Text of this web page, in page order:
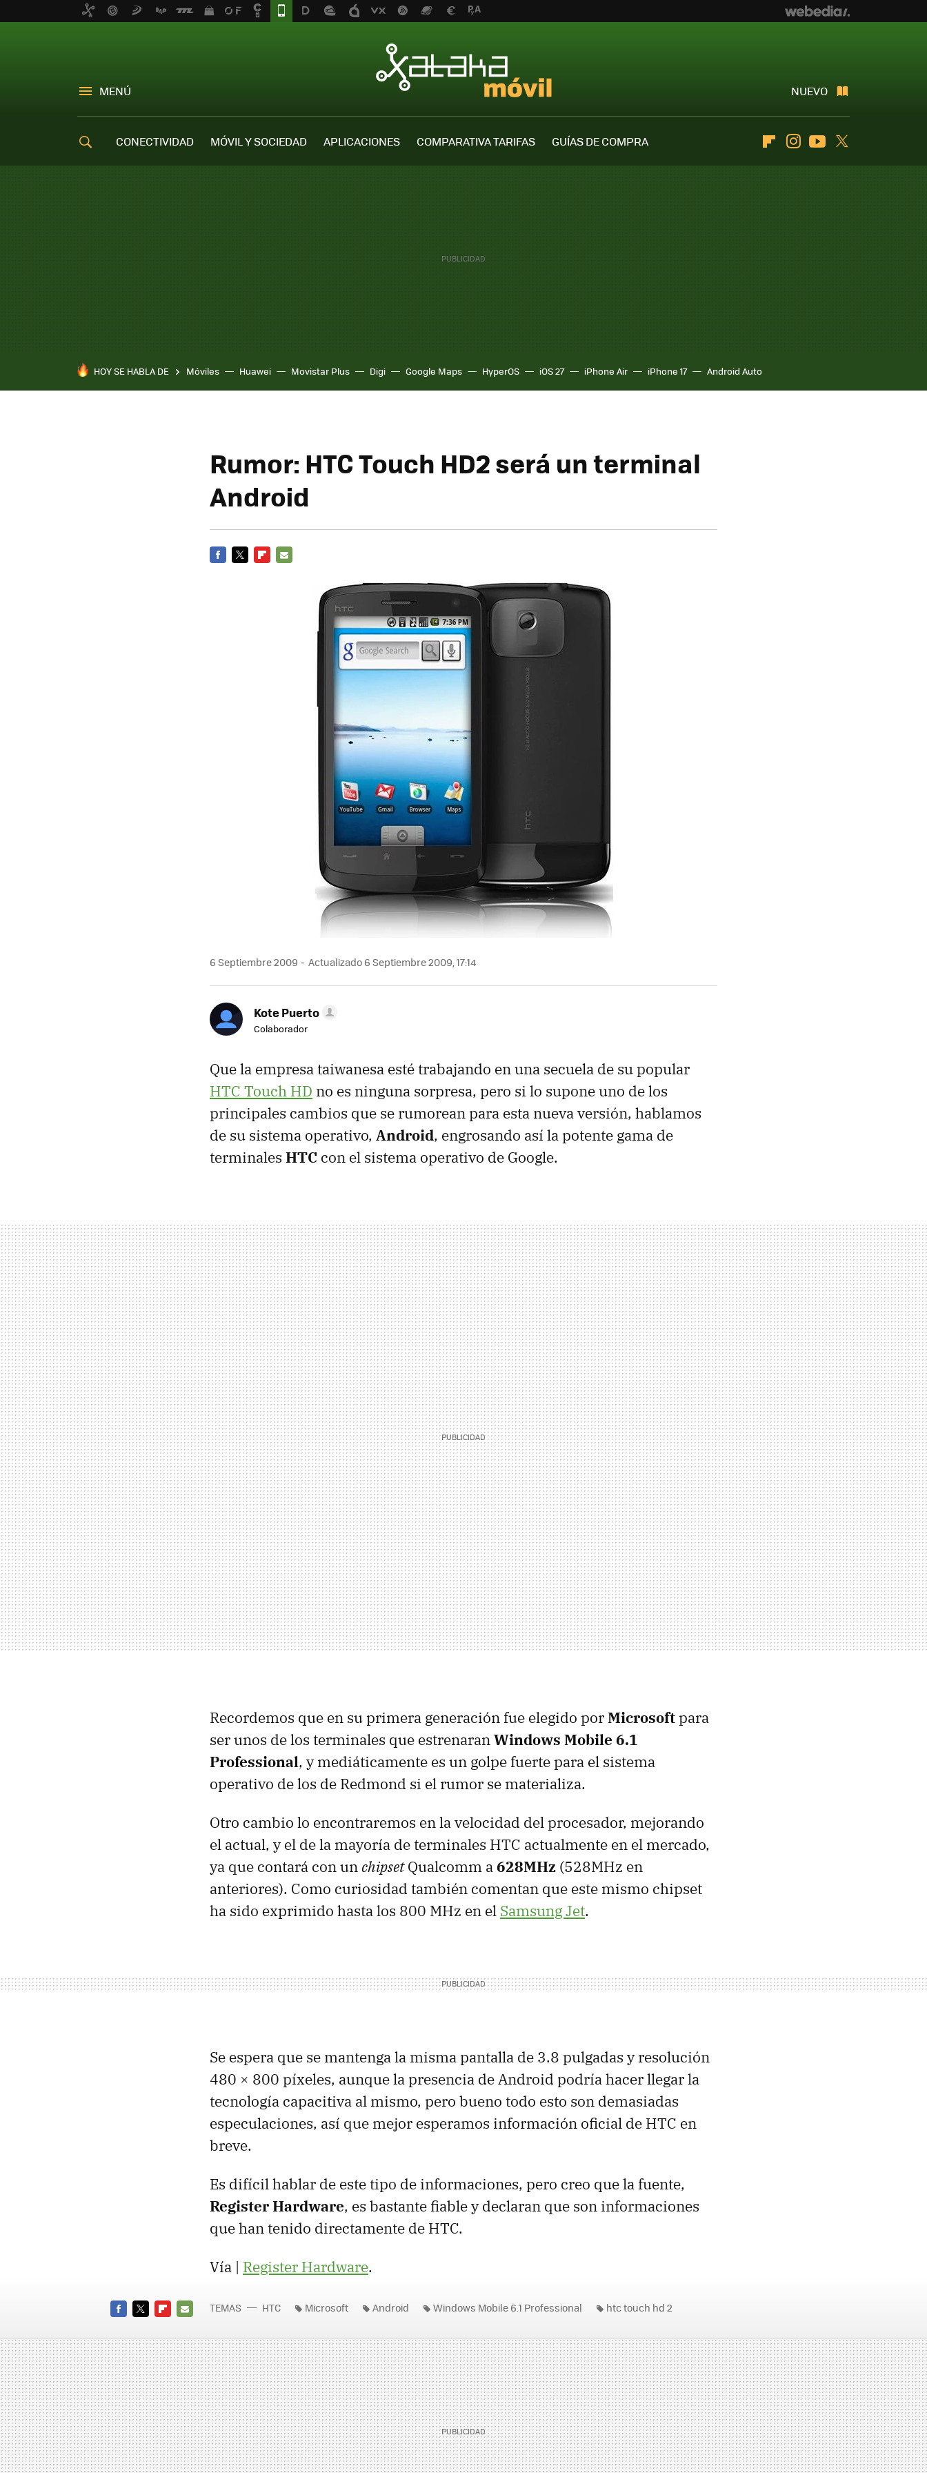
MENÚ NUEVO
CONECTIVIDAD MÓVIL Y SOCIEDAD APLICACIONES COMPARATIVA TARIFAS
GUÍAS DE COMPRA
FlipboardInstagramYoutube
HOY SE HABLA DE Móviles Huawei Movistar Plus Digi Google Maps HyperOS iOS 27 iPhone Air iPhone 17 Android Auto
Rumor: HTC Touch HD2 será un terminal
Android
6 Septiembre 2009 Actualizado 6 Septiembre 2009, 17:14
Kote Puerto
Colaborador
Que la empresa taiwanesa esté trabajando en una secuela de su popular
HTC Touch HD no es ninguna sorpresa, pero si lo supone uno de los
principales cambios que se rumorean para esta nueva versión, hablamos
de su sistema operativo, Android, engrosando así la potente gama de
terminales HTC con el sistema operativo de Google.
Recordemos que en su primera generación fue elegido porMicrosoftpara
ser unos de los terminales que estrenaranWindows Mobile 6.1
Professional, y mediáticamente es un golpe fuerte para el sistema
operativo de los de Redmond si el rumor se materializa.
Otro cambio lo encontraremos en la velocidad del procesador, mejorando
el actual, y el de la mayoría de terminales HTC actualmente en el mercado,
ya que contará con un chipsetQualcomm a628MHz (528MHz en
anteriores). Como curiosidad también comentan que este mismo chipset
ha sido exprimido hasta los 800 MHz en el Samsung Jet.
Se espera que se mantenga la misma pantalla de 3.8 pulgadas y resolución
480 × 800 píxeles, aunque la presencia de Android podría hacer llegar la
tecnología capacitiva al mismo, pero bueno todo esto son demasiadas
especulaciones, así que mejor esperamos información oficial de HTC en
breve.
Es difícil hablar de este tipo de informaciones, pero creo que la fuente,
Register Hardware, es bastante fiable y declaran que son informaciones
que han tenido directamente de HTC.
Vía | Register Hardware.
MAIL
TEMAS HTC Microsoft Android Windows Mobile 6.1 Professional htc touch hd 2